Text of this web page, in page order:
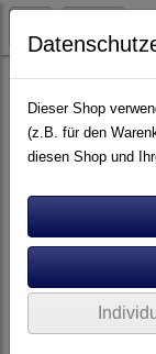
Lautsprecher
Dieser Shop
(z.B. für den
diesen Shop und